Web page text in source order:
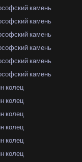
камень
камень
камень
камень
камень
камень
колец
колец
колец
колец
колец
колец